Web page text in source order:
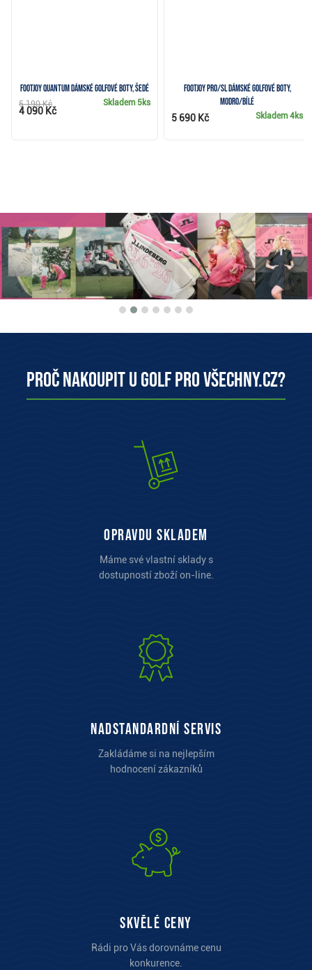
FootJoy Quantum dámské golfové boty, šedé
Skladem 5ks
5 190 Kč
4 090 Kč
FootJoy Pro/SL dámské golfové boty,
modro/bílé
Skladem4ks
5 690 Kč
Proč nakoupit u Golf pro všechny.cz?
opravdu skladem
Máme své vlastní sklady s
dostupností zboží on-line.
Nadstandardní servis
Zakládáme si na nejlepším
hodnocení zákazníků
Skvělé ceny
Rádi pro Vás dorovnáme cenu
konkurence.